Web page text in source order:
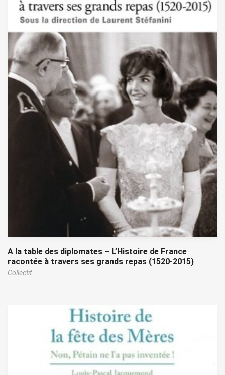
A la table des diplomates – L’Histoire de France
racontée à travers ses grands repas (1520-2015)
Collectif